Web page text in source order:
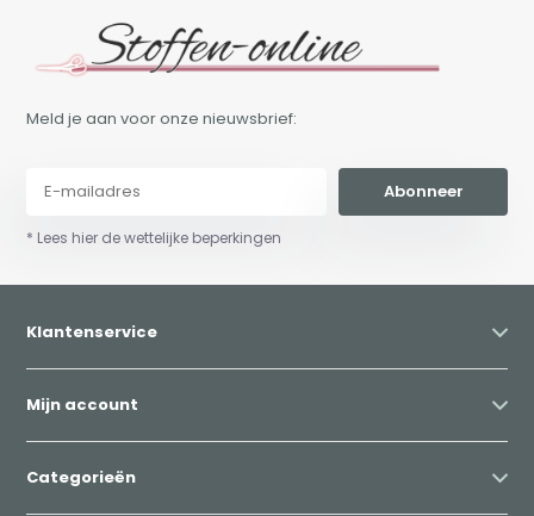
Meld je aan voor onze nieuwsbrief:
Abonneer
* Lees hier de wettelijke beperkingen
Klantenservice
Mijn account
Categorieën